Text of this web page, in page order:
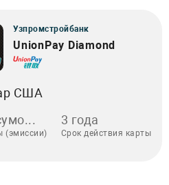
Узпромстройбанк
UnionPay Diamond
США
(эмиссии)
3 года
Срок действия карты